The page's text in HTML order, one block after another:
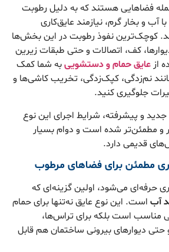
فضاهایی هستند که به دلیل رطوبت
آب و بخار گرم، نیازمند عایق‌کاری
کوچک‌ترین نفوذ رطوبت در این بخش‌ها
کف، اتصالات و حتی طبقات زیرین
ازعایق حمام و دستشوییبه شما کمک
نم‌زدگی، کپک‌زدگی، تخریب کاشی‌ها و
جلوگیری کنید.
جدید و پیشرفته، شرایط اجرای این نوع
و مطمئن‌تر شده است و دوام بسیار
قدیمی دارد.
مطمئن برای فضاهای مرطوب
حرفه‌ای می‌شود، اولین گزینه‌ای که
آب است. این نوع عایق نه‌تنها برای حمام
است بلکه برای تراس‌ها،
دیوارهای بیرونی ساختمان هم قابل